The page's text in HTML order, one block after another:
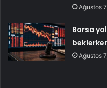
Ağustos
Borsa
Ağustos